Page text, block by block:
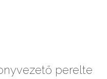
perelte